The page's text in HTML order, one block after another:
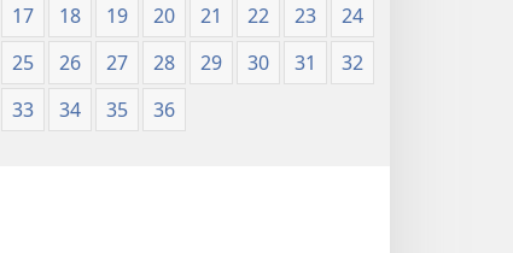
17
18 19 20 21 22 23
24
25
26 27 28 29 30 31
32
33
34 35 36